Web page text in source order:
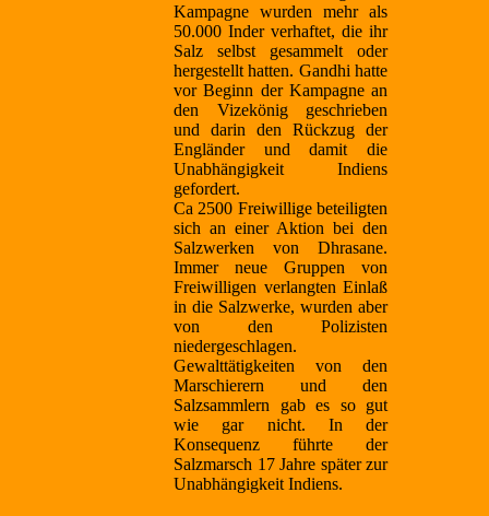
Kampagne wurden mehr als
50.000 Inder verhaftet, die ihr
Salz selbst gesammelt oder
hergestellt hatten. Gandhi hatte
vor Beginn der Kampagne an
den Vizekönig geschrieben
und darin den Rückzug der
Engländer und damit die
Unabhängigkeit Indiens
gefordert.
Ca 2500 Freiwillige beteiligten
sich an einer Aktion bei den
Salzwerken von Dhrasane.
Immer neue Gruppen von
Freiwilligen verlangten Einlaß
in die Salzwerke, wurden aber
von den Polizisten
niedergeschlagen.
Gewalttätigkeiten von den
Marschierern und den
Salzsammlern gab es so gut
wie gar nicht. In der
Konsequenz führte der
Salzmarsch 17 Jahre später zur
Unabhängigkeit Indiens.